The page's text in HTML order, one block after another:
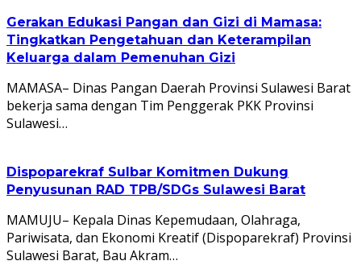
Gerakan Edukasi Pangan dan Gizi di Mamasa:
Tingkatkan Pengetahuan dan Keterampilan
Keluarga dalam Pemenuhan Gizi
MAMASA– Dinas Pangan Daerah Provinsi Sulawesi Barat
bekerja sama dengan Tim Penggerak PKK Provinsi
Sulawesi…
Dispoparekraf Sulbar Komitmen Dukung
Penyusunan RAD TPB/SDGs Sulawesi Barat
MAMUJU– Kepala Dinas Kepemudaan, Olahraga,
Pariwisata, dan Ekonomi Kreatif (Dispoparekraf) Provinsi
Sulawesi Barat, Bau Akram…